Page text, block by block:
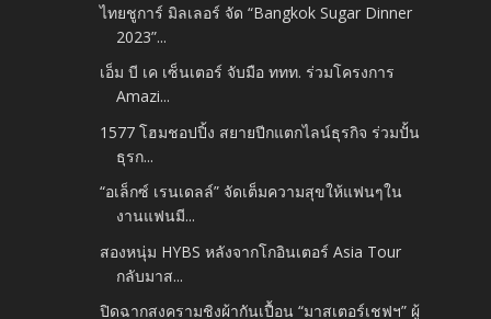
ไทยชูการ์ มิลเลอร์ จัด “Bangkok Sugar Dinner
2023”...
เอ็ม บี เค เซ็นเตอร์ จับมือ ททท. ร่วมโครงการ
Amazi...
1577 โฮมชอปปิ้ง สยายปีกแตกไลน์ธุรกิจ ร่วมปั้น
ธุรก...
“อเล็กซ์ เรนเดลล์” จัดเต็มความสุขให้แฟนๆใน
งานแฟนมี...
สองหนุ่ม HYBS หลังจากโกอินเตอร์ Asia Tour
กลับมาส...
ปิดฉากสงครามชิงผ้ากันเปื้อน “มาสเตอร์เชฟฯ” ผู้